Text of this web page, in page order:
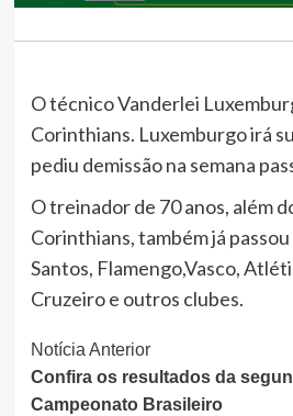
O técnico Vanderlei
Corinthians. Luxemburgo irá
pediu demissão na semana
O treinador de 70 anos, além
Corinthians, também já
Santos, Flamengo,Vasco,
Cruzeiro e outros clubes.
Continue
Lendo
Notícia Anterior
Confira os resultados da
Campeonato Brasileiro